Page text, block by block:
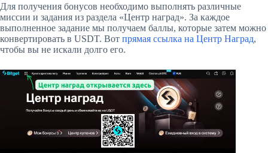
Для получения бонусов необходимо выполнять различные
миссии и задания из раздела «Центр наград». За каждое
выполненное задание мы получаем баллы, которые затем можно
конвертировать в USDT. Вот прямая ссылка на Центр Наград,
чтобы вы не искали долго его.